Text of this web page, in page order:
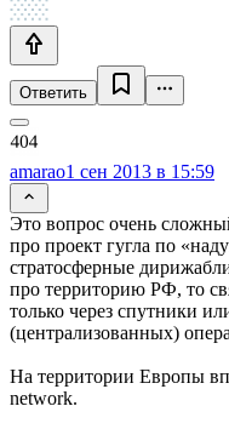
Ответить
amarao1 сен 2013 в 15:59
Это вопрос очень
про проект гугла по
стратосферные
про территорию РФ, то
только через спутники
(централизованных)
На территории Европы
network.